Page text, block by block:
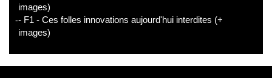
images)
- F1 - Ces folles innovations aujourd'hui interdites (+
images)